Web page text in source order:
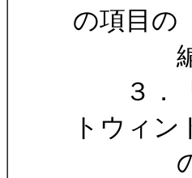
の項目の
編集
３．「
トウィン
の指